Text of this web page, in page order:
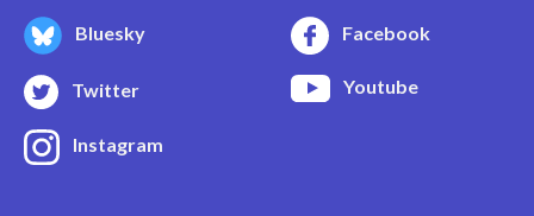
Bluesky Facebook
Twitter Youtube
Instagram